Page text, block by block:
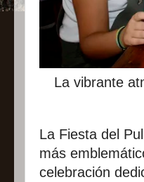
La vibrante
La Fiesta del
más
celebración